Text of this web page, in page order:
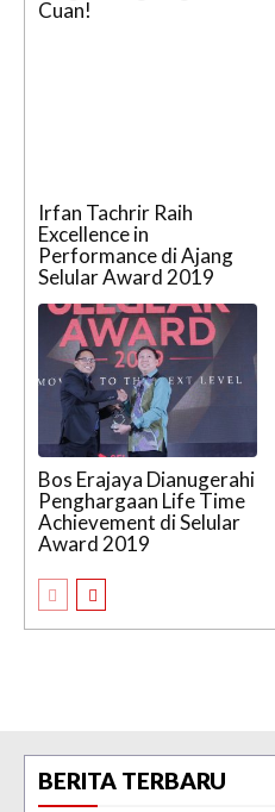
Cuan!
Irfan Tachrir Raih
Excellence in
Performance di Ajang
Selular Award 2019
Bos Erajaya Dianugerahi
Penghargaan Life Time
Achievement di Selular
Award 2019
BERITA TERBARU